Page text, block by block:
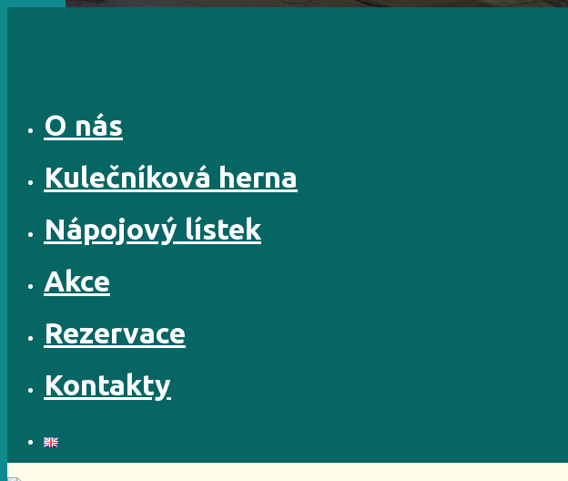
O nás
Kulečníková herna
Nápojový lístek
Akce
Rezervace
Kontakty